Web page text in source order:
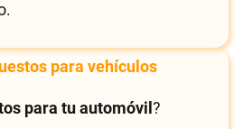
para vehículos
para tu automóvil?